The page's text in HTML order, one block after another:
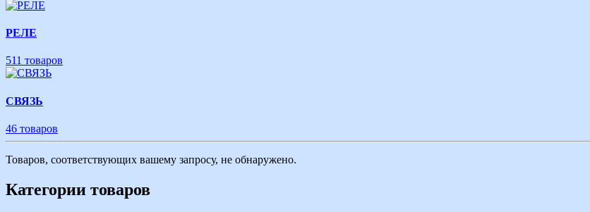
РЕЛЕ
511 товаров
СВЯЗЬ
46 товаров
Товаров, соответствующих вашему запросу, не обнаружено.
Категории товаров